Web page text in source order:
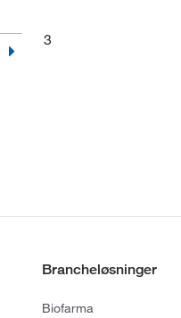
3
Brancheløsninger
Biofarma